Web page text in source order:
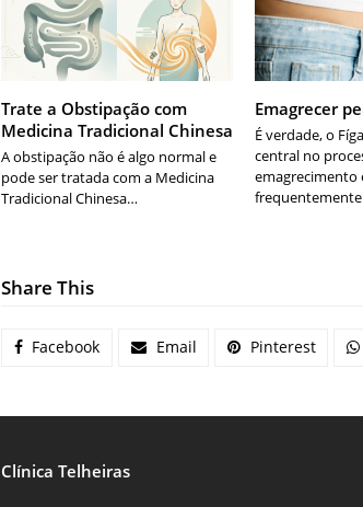
Trate a Obstipação com
Medicina Tradicional Chinesa
A obstipação não é algo normal e
pode ser tratada com a Medicina
Tradicional Chinesa…
Emagrecer
É verdade, o
central no
emagrecimento
Share This
Facebook Email Pinterest
Clínica Telheiras